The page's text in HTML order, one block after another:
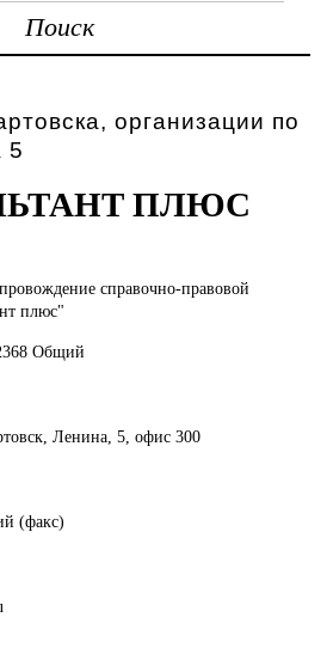
Поиск
организации по
5
ПЛЮС
справочно-правовой
плюс"
Общий
Ленина, 5, офис 300
(факс)